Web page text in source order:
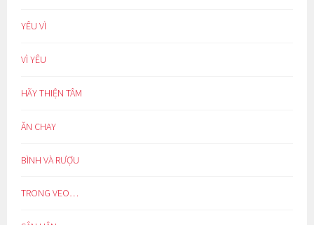
YÊU VÌ
VÌ YÊU
HÃY THIỆN TÂM
ĂN CHAY
BÌNH VÀ RƯỢU
TRONG VEO…